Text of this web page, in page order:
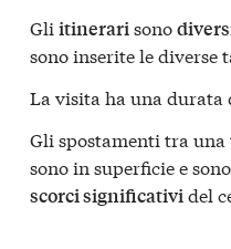
Gli itinerarisono
sono inserite le diverse
La visita ha una durata
Gli spostamenti tra una
sono in superficie e
scorci significatividel